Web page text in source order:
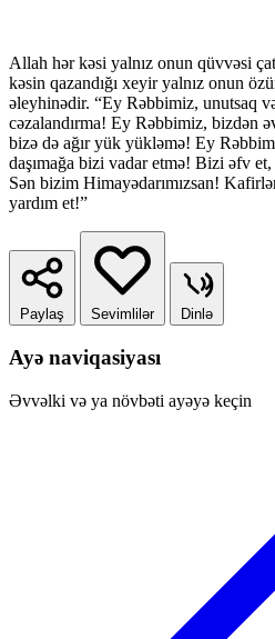
Allah hər kəsi yalnız onun qüvvəsi
kəsin qazandığı xeyir yalnız onun
əleyhinədir. “Ey Rəbbimiz, unutsaq
cəzalandırma! Ey Rəbbimiz, bizdən
bizə də ağır yük yükləmə! Ey
daşımağa bizi vadar etmə! Bizi əfv
Sən bizim Himayədarımızsan!
yardım et!”
Paylaş Sevimlilər Dinlə
Ayə naviqasiyası
Əvvəlki və ya növbəti ayəyə keçin